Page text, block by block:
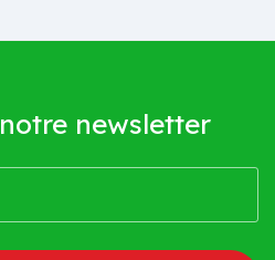
newsletter